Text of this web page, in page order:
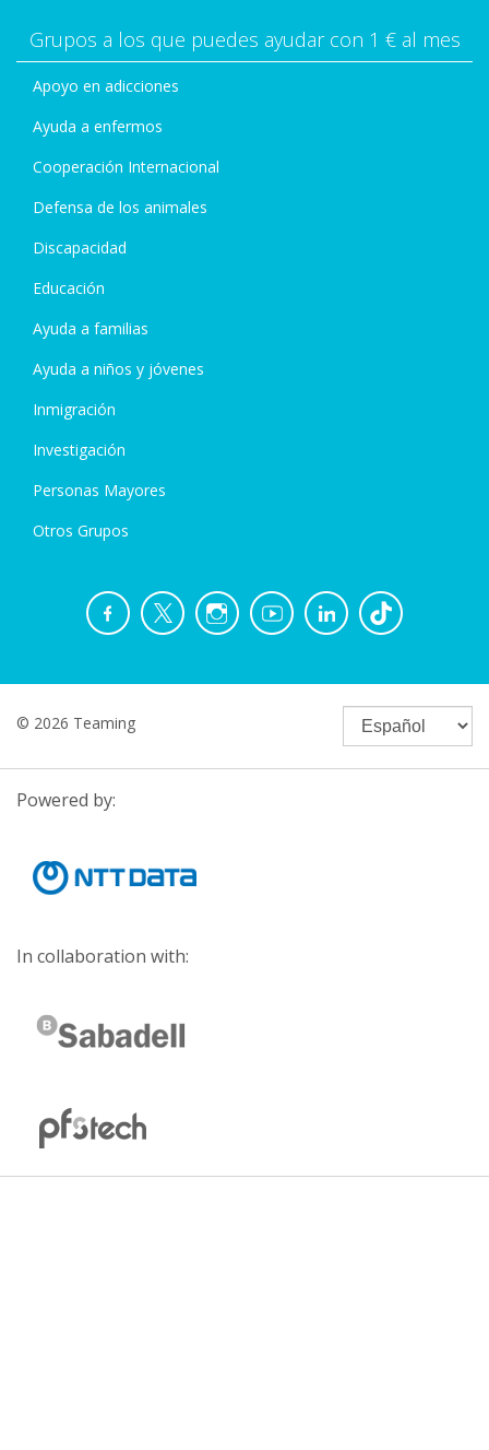
Grupos a los que puedes ayudar con 1 € al mes
Apoyo en adicciones
Ayuda a enfermos
Cooperación Internacional
Defensa de los animales
Discapacidad
Educación
Ayuda a familias
Ayuda a niños y jóvenes
Inmigración
Investigación
Personas Mayores
Otros Grupos
© 2026 Teaming
Powered by:
In collaboration with: